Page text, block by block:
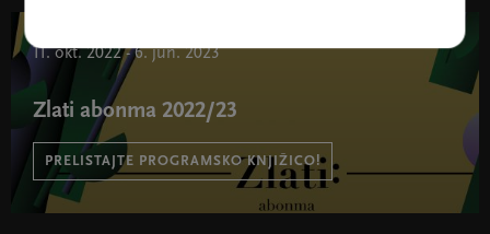
11. okt. 2022 - 6. jun. 2023
Zlati abonma 2022/23
PRELISTAJTE PROGRAMSKO KNJIŽICO!